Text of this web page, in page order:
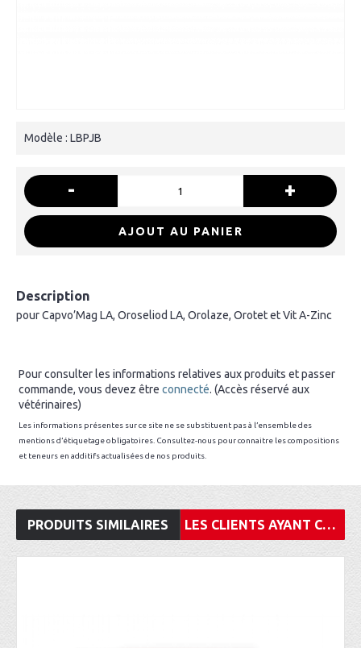
Modèle : LBPJB
- +
AJOUT AU PANIER
Description
pour Capvo’Mag LA, Oroseliod LA, Orolaze, Orotet et Vit A-Zinc
Pour consulter les informations relatives aux produits et passer
commande, vous devez être connecté. (Accès réservé aux
vétérinaires)
Les informations présentes sur ce site ne se substituent pas à l’ensemble des
mentions d’étiquetage obligatoires. Consultez-nous pour connaitre les compositions
et teneurs en additifs actualisées de nos produits.
PRODUITS SIMILAIRES LES CLIENTS AYANT CONSULTÉ CET ARTICLE ONT ÉGALEMENT ACHETÉ